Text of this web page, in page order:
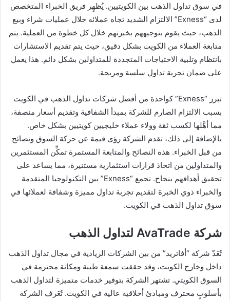
في سوق تداول الذهب بين الكويتيين. يُظهِر فريق الخبراء المتخصص
لدى “Exness” الالتزام الشديد تجاه عملائه خلال عمليات شراء وبيع
الذهب، حيث يقوم بتوجيههم بخبرتهم خلال كل خطوة من العملية. يتم
متابعة العملاء من الكويت بشكل دقيق، حيث يتم تقديم الاستشارات
بانتظام وتلبية الاحتياجات المتجددة للمتداولين بشكل دائم. هذا يعمل
على ضمان تجربة تداول سلسة ومريحة.
تبرز “Exness” كواحدة من أفضل شركات تداول الذهب في الكويت
بسبب الالتزام الصارم للشركة بمبدأ الشفافية وتقديم أسعار منصفة،
مما أهَّلها لكسب ثقة وولاء عملاء خليجيين كويتيين بشكل خاص.
بالإضافة إلى ذلك، تقدم الشركة رؤى قيمة عن حركة السوق ونصائح
من قبل الخبراء. هذه النصائح والمتابعة المستمرة تمكِّن المستثمرين
والمتداولين من اتخاذ قرارات استثمارية مستنيرة، مما يساعد على
تحقيق أهدافهم بنجاح. تجمع “Exness” بين التكنولوجيا المتقدمة
والخبراء ذوي الخبرة لتقديم تجربة تداول مميزة وشفافة لعملائها في
سوق تداول الذهب في الكويت.
شركة AvaTrade لتداول الذهب
تُعَدّ شركة “أفاتريد” من بين الشركات الريادية في مجال تداول الذهب
داخل وخارج الكويت، وقد حققت سمعة طيبة ومكانة محترمة في
السوق الكويتي. تشتهر الشركة بتوفير خدمات متميزة لتداول الذهب
بأسلوبٍ محترف ومبادئ أخلاقية عالية في الكويت. تُعَرف الشركة